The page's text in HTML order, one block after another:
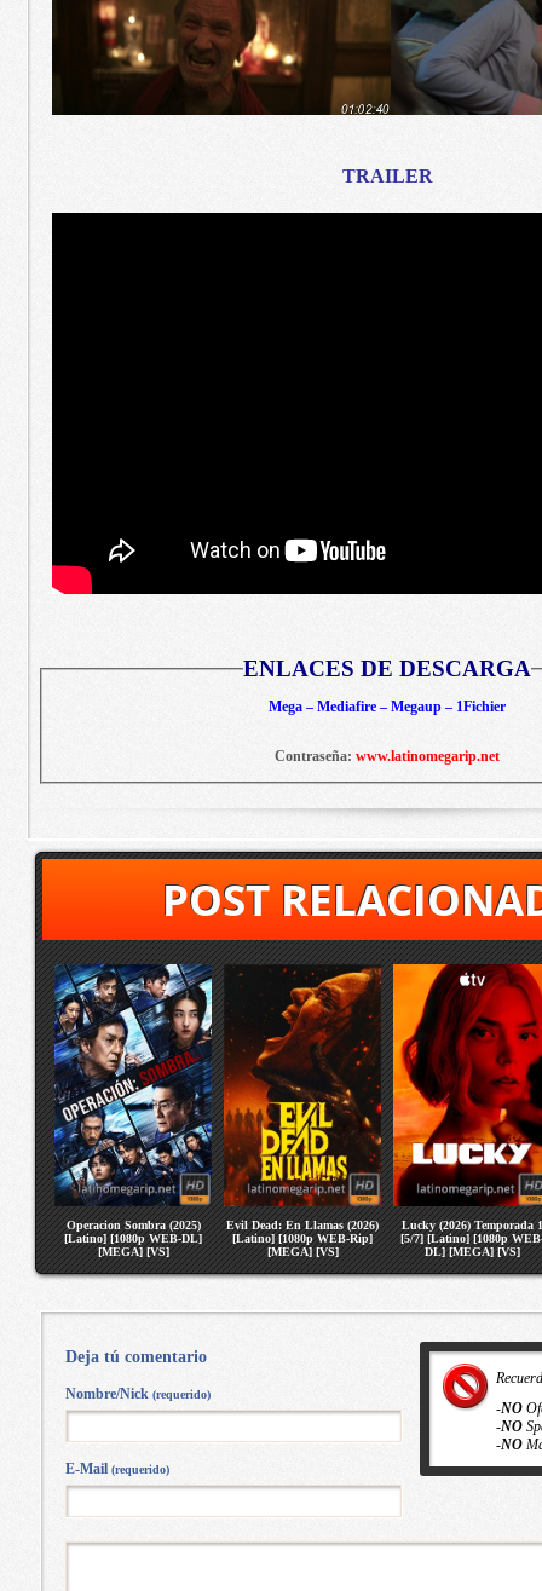
TRAILER
ENLACES DE DESCARGA
Mega – Mediafire – Megaup – 1Fichier
Contraseña: www.latinomegarip.net
POST
Operacion Sombra (2025)
[Latino] [1080p WEB-DL]
[MEGA] [VS]
Evil Dead: En Llamas (2026)
[Latino] [1080p WEB-Rip]
[MEGA] [VS]
Lucky (2026) Temporada 1
[5/7] [Latino] [1080p
DL] [MEGA] [VS]
-NO
-NO
-NO
Deja tú comentario
Nombre/Nick (requerido)
E-Mail (requerido)